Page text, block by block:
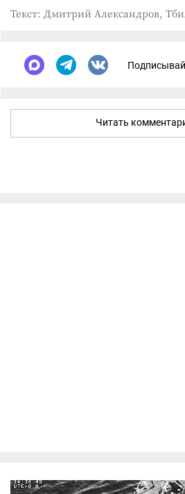
Текст: Дмитрий Александров,
Читать